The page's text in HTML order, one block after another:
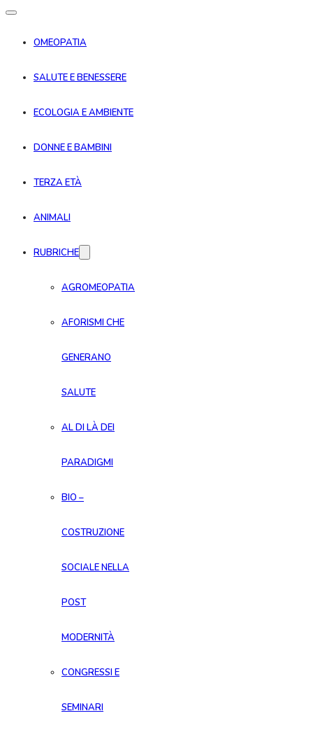
OMEOPATIA
SALUTE E BENESSERE
ECOLOGIA E AMBIENTE
DONNE E BAMBINI
TERZA ETÀ
ANIMALI
RUBRICHE
AGROMEOPATIA
AFORISMI CHE
GENERANO
SALUTE
AL DI LÀ DEI
PARADIGMI
BIO –
COSTRUZIONE
SOCIALE NELLA
POST
MODERNITÀ
CONGRESSI E
SEMINARI